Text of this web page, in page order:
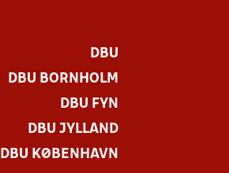
DBU
DBU BORNHOLM
DBU FYN
DBU JYLLAND
DBU KØBENHAVN